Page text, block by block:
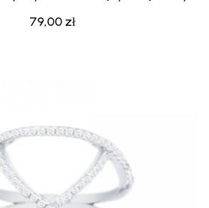
79,00 zł